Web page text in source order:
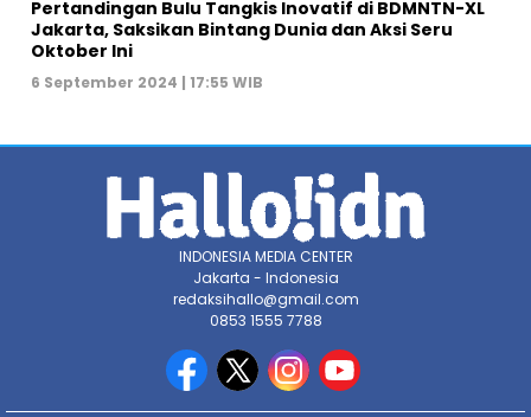
Pertandingan Bulu Tangkis Inovatif di BDMNTN-XL
Jakarta, Saksikan Bintang Dunia dan Aksi Seru
Oktober Ini
6 September 2024 | 17:55 WIB
INDONESIA MEDIA CENTER
Jakarta - Indonesia
redaksihallo@gmail.com
0853 1555 7788